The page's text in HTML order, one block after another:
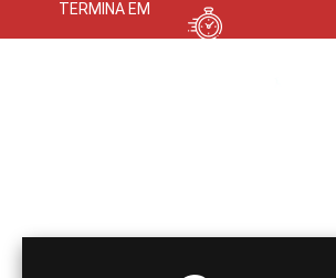
TERMINA EM